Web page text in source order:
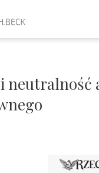
neutralność